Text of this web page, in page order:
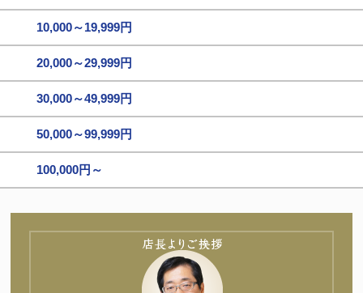
10,000～19,999円
20,000～29,999円
30,000～49,999円
50,000～99,999円
100,000円～